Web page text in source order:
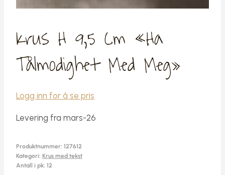
Krus H 9,5 Cm «Ha
Tålmodighet Med Meg»
Logg inn for å se pris
Levering fra mars-26
Produktnummer: 127612
Kategori: Krus med tekst
Antall i pk: 12